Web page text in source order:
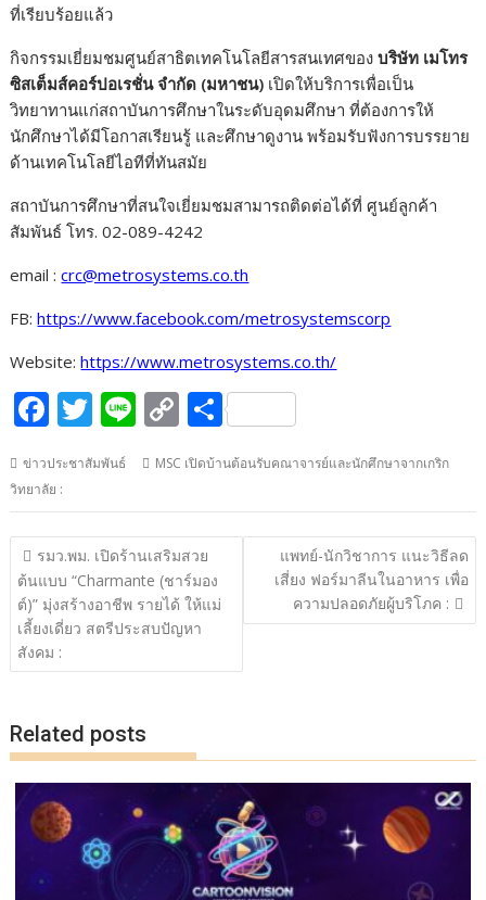
ที่เรียบร้อยแล้ว
กิจกรรมเยี่ยมชมศูนย์สาธิตเทคโนโลยีสารสนเทศของบริษัท เมโทร
ซิสเต็มส์คอร์ปอเรชั่น จำกัด (มหาชน) เปิดให้บริการเพื่อเป็น
วิทยาทานแก่สถาบันการศึกษาในระดับอุดมศึกษา ที่ต้องการให้
นักศึกษาได้มีโอกาสเรียนรู้ และศึกษาดูงาน พร้อมรับฟังการบรรยาย
ด้านเทคโนโลยีไอทีที่ทันสมัย
สถาบันการศึกษาที่สนใจเยี่ยมชมสามารถติดต่อได้ที่ ศูนย์ลูกค้า
สัมพันธ์ โทร. 02-089-4242
email :crc@metrosystems.co.th
FB:https://www.facebook.com/metrosystemscorp
Website:https://www.metrosystems.co.th/
F
e
b
o
o
k
T
itt
er
Li
e
C
p
y
Li
n
k
S
ar
e
ข่าวประชาสัมพันธ์
MSC เปิดบ้านต้อนรับคณาจารย์และนักศึกษาจากเกริก
วิทยาลัย :
แนะแนว
เรื่อง
รมว.พม. เปิดร้านเสริมสวย
ต้นแบบ “Charmante (ชาร์มอง
ต์)” มุ่งสร้างอาชีพ รายได้ ให้แม่
เลี้ยงเดี่ยว สตรีประสบปัญหา
สังคม :
แพทย์-นักวิชาการ แนะวิธีลด
เสี่ยง ฟอร์มาลีนในอาหาร เพื่อ
ความปลอดภัยผู้บริโภค :
Related posts